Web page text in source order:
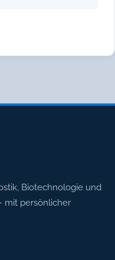
Biotechnologie und
mit persönlicher